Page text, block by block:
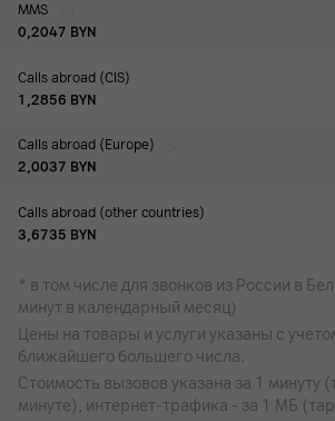
MMS
0,2047 BYN
Calls abroad (CIS)
1,2856 BYN
Calls abroad (Europe)
2,0037 BYN
Calls abroad (other countries)
3,6735 BYN
* в том числе для звонков из России в
минут в календарный месяц)
Цены на товары и услуги указаны с
ближайшего большего числа.
Стоимость вызовов указана за 1 минуту
минуте), интернет-трафика - за 1 МБ